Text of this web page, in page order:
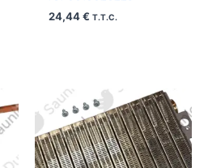
24,44 € T.T.C.